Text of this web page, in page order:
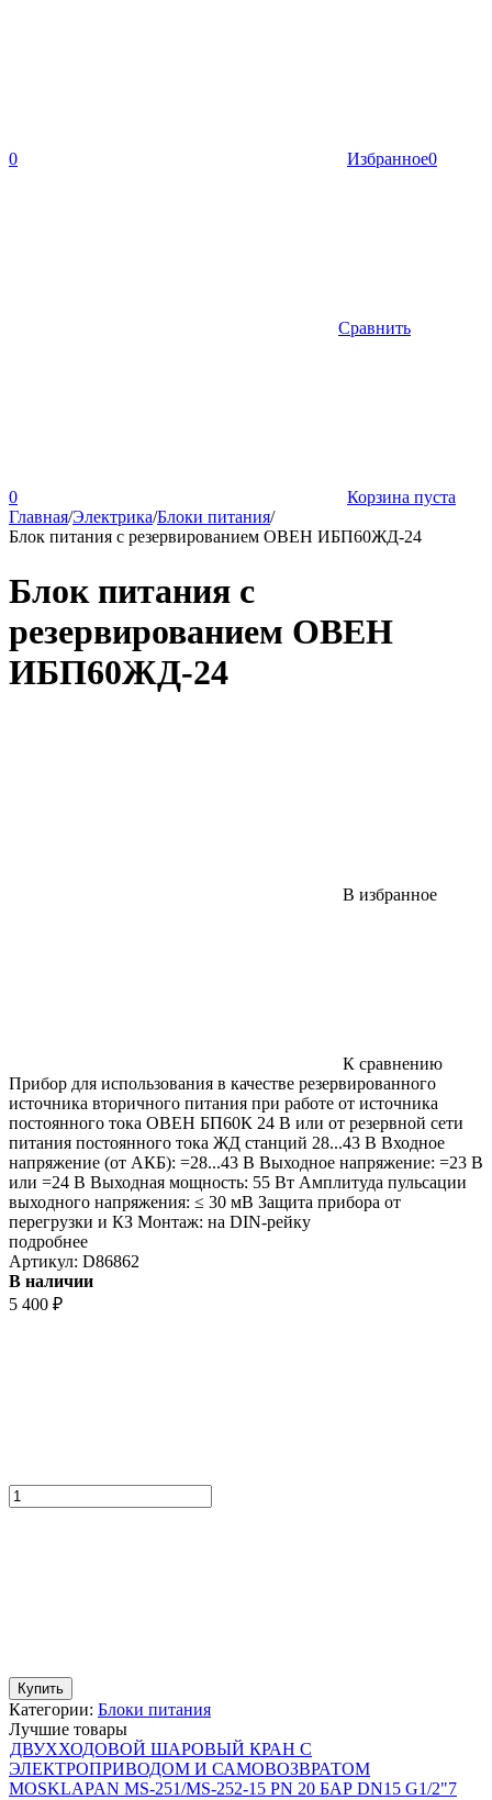
0 Избранное0
Сравнить
0
Корзина пуста
Главная/Электрика/Блоки питания/
Блок питания с резервированием ОВЕН ИБП60ЖД-24
Блок питания с
резервированием ОВЕН
ИБП60ЖД-24
В избранное
К сравнению
Прибор для использования в качестве резервированного
источника вторичного питания при работе от источника
постоянного тока ОВЕН БП60К 24 В или от резервной сети
питания постоянного тока ЖД станций 28...43 В Входное
напряжение (от АКБ): =28...43 В Выходное напряжение: =23 В
или =24 В Выходная мощность: 55 Вт Амплитуда пульсации
выходного напряжения: ≤ 30 мВ Защита прибора от
перегрузки и КЗ Монтаж: на DIN-рейку
подробнее
Артикул: D86862
В наличии
5 400 ₽
Купить
Категории: Блоки питания
Лучшие товары
ДВУХХОДОВОЙ ШАРОВЫЙ КРАН С
ЭЛЕКТРОПРИВОДОМ И САМОВОЗВРАТОМ
MOSKLAPAN MS-251/MS-252-15 PN 20 БАР DN15 G1/2"7